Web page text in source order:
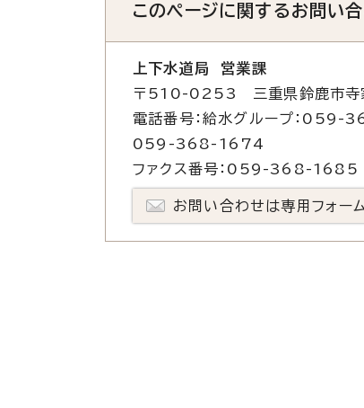
このページに関するお問い
上下水道局 営業課
〒510-0253 三重県鈴鹿市寺
電話番号：給水グループ：
059-368-1674
ファクス番号：059-368-1685
お問い合わせは専用フォー